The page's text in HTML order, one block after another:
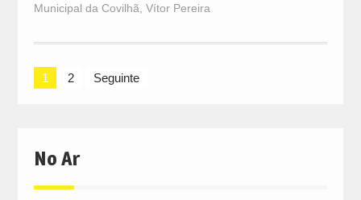
Municipal da Covilhã Vítor Pereira
Navegação
1 2 Seguinte
No Ar